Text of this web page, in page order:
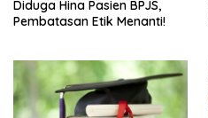
Diduga Hina Pasien BPJS,
Pembatasan Etik Menanti!